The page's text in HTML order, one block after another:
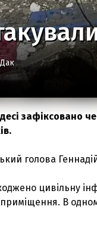
зафіксовано
голова
цивільну
В